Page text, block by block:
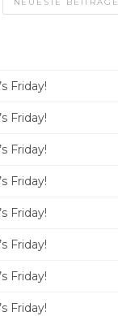
Friday!
Friday!
Friday!
Friday!
Friday!
Friday!
Friday!
Friday!